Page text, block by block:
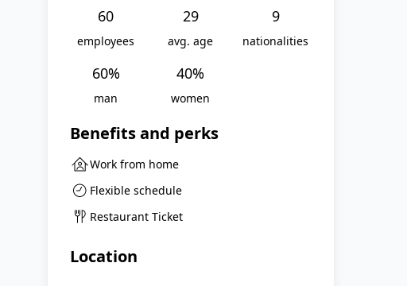
60
employees
29
avg. age
9
nationalities
60%
man
40%
women
Benefits and perks
Work from home
Flexible schedule
Restaurant Ticket
Location